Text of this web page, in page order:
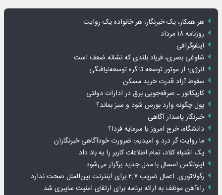
هر همکار، یک خبرنگار؛ هر خانواده یک روایت
روزنامه ۱۸ مرداد
اینفوگرافی
شلوغی بصری، فریاد بلندی که نشانه ضعف است
انرژی؛ از موتور توسعه تا گره توسعه‌نیافتگی
سقوط آزاد قدرت خرید مسکن
کاریکاتور ـ صرفه‌جویی برق در ادارات دولتی
پول چگونه وارد بورس شود و سبز بماند؟
خبرنگار پاسدار آگاهی
دانشگاه، خرج امروز یا سرمایه فردا؟
ما روایت گر درد و امیدیم؛ ضرورت خودآگاهی خبرنگاران
یک اشتباه کلاد، تمام اطلاعات کاربر را به باد داد
اینوتکس امسال با مدل جدید برگزار می‌شود
رگولاتوری: اعمال ضریب ۲.۷ برای اینترنت بین‌الملل صحت ندارد
راه‌آهن موظف به ارائه برنامه برای ارتقای امنیت سایبری شد